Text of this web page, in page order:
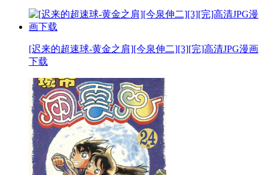
[迟来的超速球-黄金之肩][今泉伸二][3][完]高清JPG漫画
下载